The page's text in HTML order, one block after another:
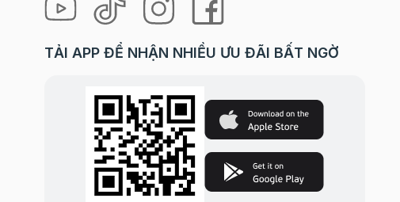
TẢI APP ĐỂ NHẬN NHIỀU ƯU ĐÃI BẤT NGỜ